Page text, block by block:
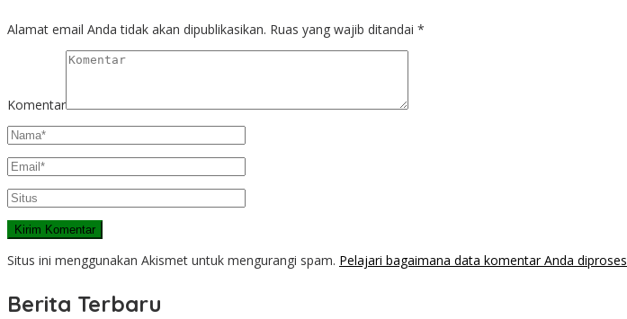
Alamat email Anda tidak akan dipublikasikan. Ruas yang wajib ditandai *
Komentar
Situs ini menggunakan Akismet untuk mengurangi spam. Pelajari bagaimana data komentar Anda diproses
Berita Terbaru